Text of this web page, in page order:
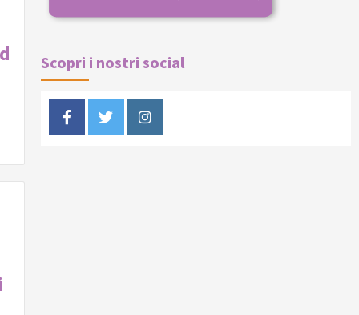
Scopri i nostri social
FacebookTwitterInstagram